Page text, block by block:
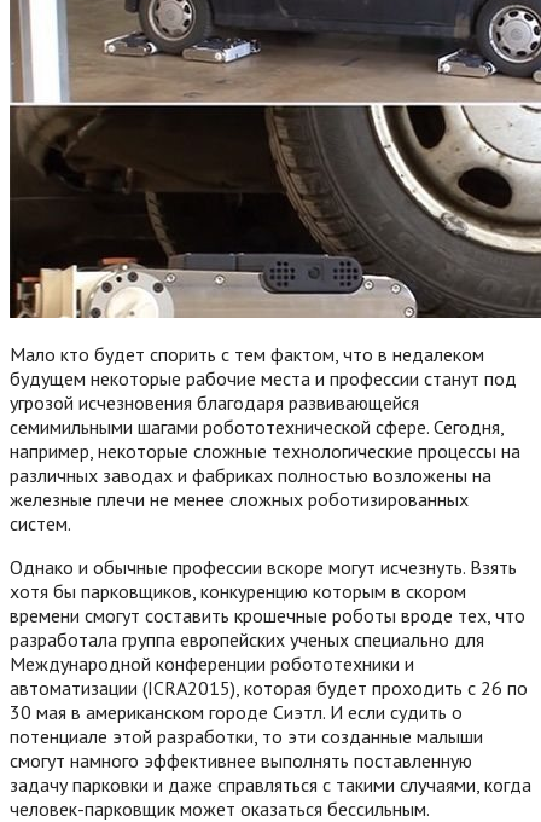
Мало кто будет спорить с тем фактом, что в недалеком
будущем некоторые рабочие места и профессии станут под
угрозой исчезновения благодаря развивающейся
семимильными шагами робототехнической сфере. Сегодня,
например, некоторые сложные технологические процессы на
различных заводах и фабриках полностью возложены на
железные плечи не менее сложных роботизированных
систем.
Однако и обычные профессии вскоре могут исчезнуть. Взять
хотя бы парковщиков, конкуренцию которым в скором
времени смогут составить крошечные роботы вроде тех, что
разработала группа европейских ученых специально для
Международной конференции робототехники и
автоматизации (ICRA2015), которая будет проходить с 26 по
30 мая в американском городе Сиэтл. И если судить о
потенциале этой разработки, то эти созданные малыши
смогут намного эффективнее выполнять поставленную
задачу парковки и даже справляться с такими случаями, когда
человек-парковщик может оказаться бессильным.